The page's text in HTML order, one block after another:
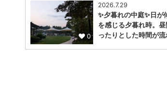
0
2026.7.29
✨夕暮れの中庭✨日が
を感じる夕暮れ時。
ったりとした時間が